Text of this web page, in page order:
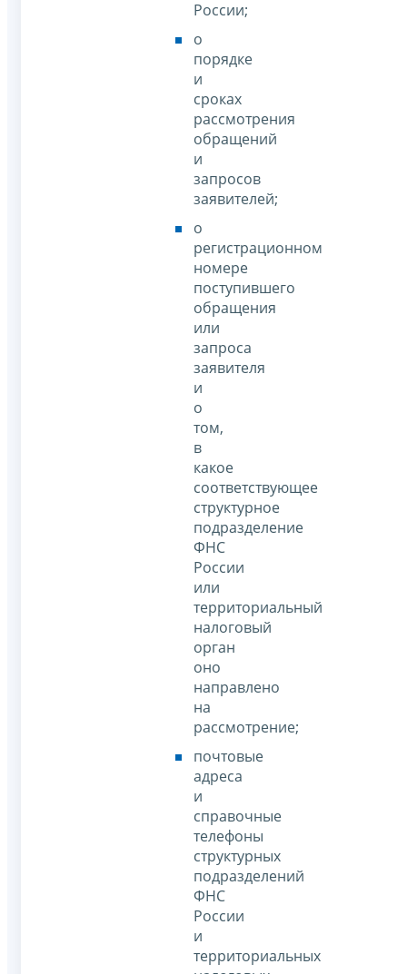
России;
о
порядке
и
сроках
рассмотрения
обращений
и
запросов
заявителей;
о
регистрационном
номере
поступившего
обращения
или
запроса
заявителя
и
о
том,
в
какое
соответствующее
структурное
подразделение
ФНС
России
или
территориальный
налоговый
орган
оно
направлено
на
рассмотрение;
почтовые
адреса
и
справочные
телефоны
структурных
подразделений
ФНС
России
и
территориальных